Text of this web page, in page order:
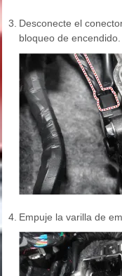
3. Desconecte el
bloqueo de encendido.
4. Empuje la varilla de